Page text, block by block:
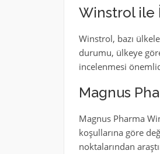
Winstrol ile
Winstrol, bazı
durumu, ülkeye
incelenmesi
Magnus
Magnus Pharma
koşullarına göre
noktalarından